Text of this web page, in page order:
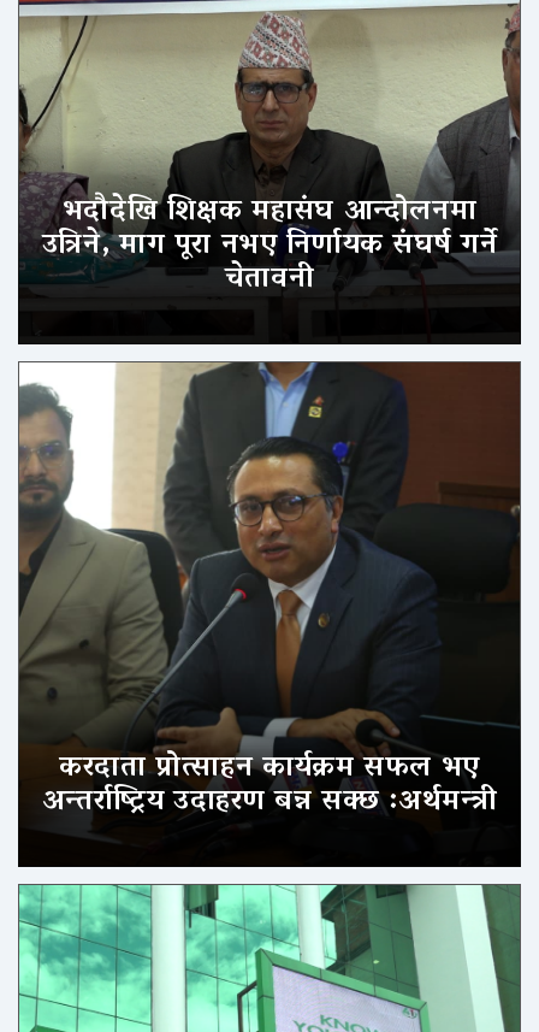
भदौदेखि शिक्षक महासंघ आन्दोलनमा
उत्रिने, माग पूरा नभए निर्णायक संघर्ष गर्ने
चेतावनी
करदाता प्रोत्साहन कार्यक्रम सफल भए
अन्तर्राष्ट्रिय उदाहरण बन्न सक्छ :अर्थमन्त्री